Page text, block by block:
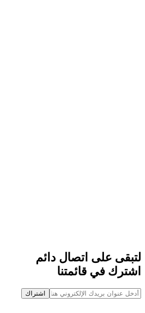
لتبقى على اتصال دائم
اشترك في قائمتنا
اشتراك